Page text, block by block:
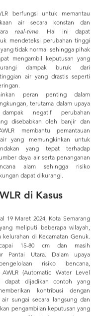
berfungsi untuk memantau
air secara konstan dan
real-time. Hal ini dapat
mendeteksi perubahan tinggi
tidak normal sehingga pihak
mengambil keputusan yang
dampak buruk dari
air yang drastis seperti
peran penting dalam
terutama dalam upaya
dampak negatif perubahan
disebabkan oleh banjir dan
membantu pemantauan
yang memungkinkan untuk
yang tepat terhadap
daya air serta penanganan
alam sehingga risiko
dapat dikurangi.
di Kasus
meliputi beberapa wilayah,
kelurahan di Kecamatan Genuk.
15-80 cm dan masih
Pantai Utara. Dalam upaya
risiko bencana,
(Automatic Water Level
dapat dijadikan contoh yang
kontribusi dengan
sungai secara langsung dan
pengambilan keputusan yang